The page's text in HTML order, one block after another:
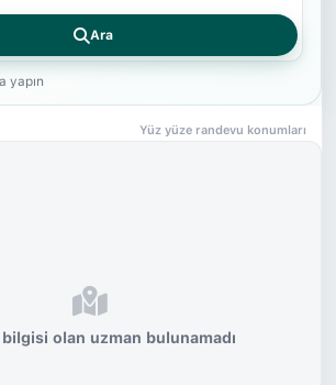
Ara
yapın
Yüz yüze randevu konumları
olan uzman bulunamadı